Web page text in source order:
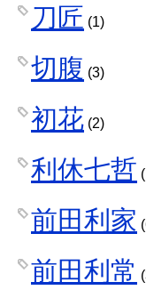
刀匠 (1)
切腹 (3)
初花 (2)
利休七哲
前田利家
前田利常